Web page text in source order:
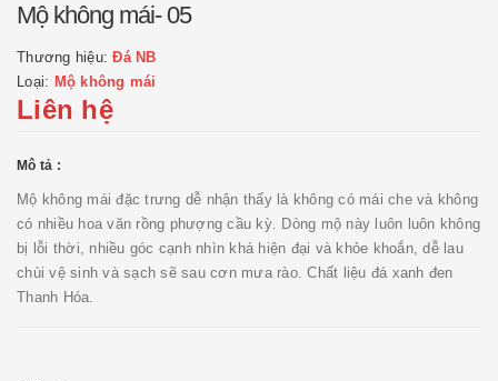
Mộ không mái- 05
Thương hiệu:Đá NB
Loại: Mộ không mái
Liên hệ
Mô tả :
Mộ không mái đặc trưng dễ nhận thấy là không có mái che và không
có nhiều hoa văn rồng phượng cầu kỳ. Dòng mộ này luôn luôn không
bị lỗi thời, nhiều góc cạnh nhìn khá hiện đại và khỏe khoắn, dễ lau
chùi vệ sinh và sạch sẽ sau cơn mưa rào. Chất liệu đá xanh đen
Thanh Hóa.